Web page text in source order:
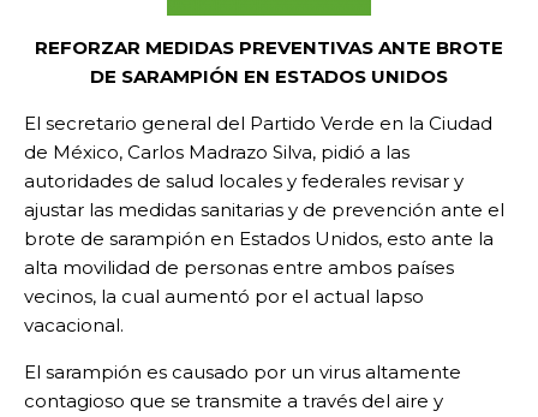
REFORZAR MEDIDAS PREVENTIVAS ANTE BROTE
DE SARAMPIÓN EN ESTADOS UNIDOS
El secretario general del Partido Verde en la Ciudad
de México, Carlos Madrazo Silva, pidió a las
autoridades de salud locales y federales revisar y
ajustar las medidas sanitarias y de prevención ante el
brote de sarampión en Estados Unidos, esto ante la
alta movilidad de personas entre ambos países
vecinos, la cual aumentó por el actual lapso
vacacional.
El sarampión es causado por un virus altamente
contagioso que se transmite a través del aire y